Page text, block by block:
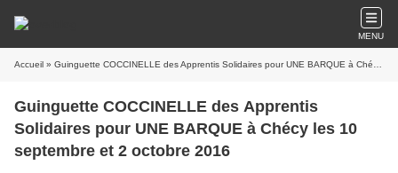
MENU
Accueil » Guinguette COCCINELLE des Apprentis Solidaires pour UNE BARQUE à Chécy les 10 septembre et 2 octobre 2016
Guinguette COCCINELLE des Apprentis
Solidaires pour UNE BARQUE à Chécy les 10
septembre et 2 octobre 2016